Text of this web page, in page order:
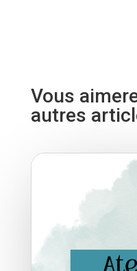
Vous
autres